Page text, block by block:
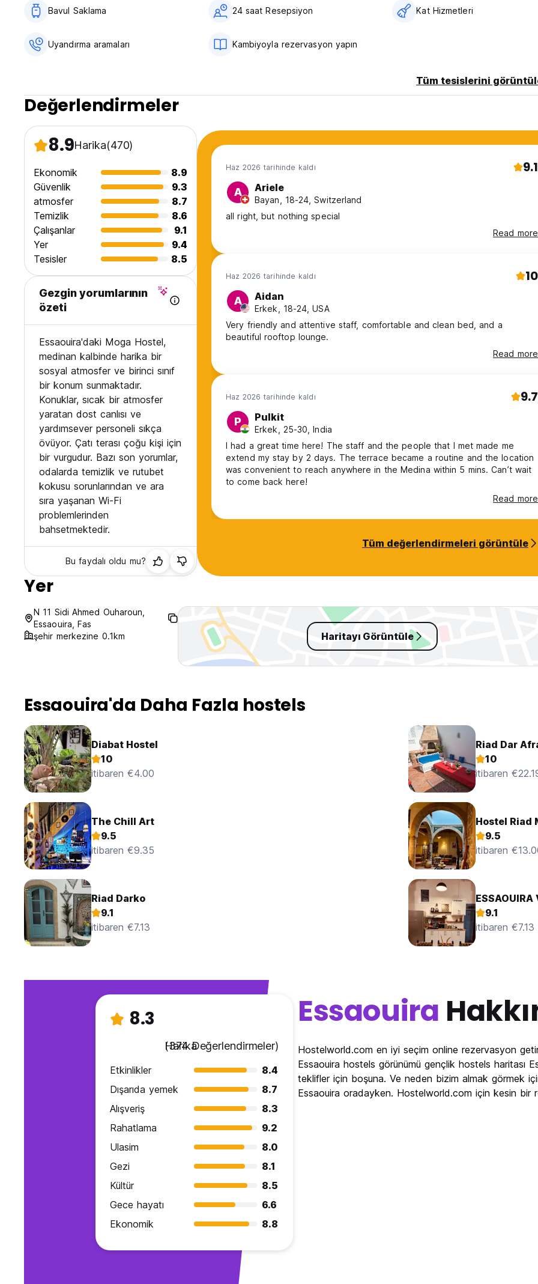
10 yaş altı müşteri kabul etmiyoruz.
Sigara içilmez.
Maksimum kalış süresi 14 gündür. (Auto-translated from original language)
Bavul Saklama 24 saat Resepsiyon Kat Hizmetleri
Uyandırma aramaları Kambiyoyla rezervasyon yapın
Tüm tesislerini
Değerlendirmeler
8.9Harika(470)
Ekonomik
8.9
Güvenlik
9.3
atmosfer
8.7
Temizlik
8.6
Çalışanlar
9.1
Yer
9.4
Tesisler
8.5
Gezgin yorumlarının
özeti
Essaouira'daki Moga Hostel,
medinan kalbinde harika bir
sosyal atmosfer ve birinci sınıf
bir konum sunmaktadır.
Konuklar, sıcak bir atmosfer
yaratan dost canlısı ve
yardımsever personeli sıkça
övüyor. Çatı terası çoğu kişi için
bir vurgudur. Bazı son yorumlar,
odalarda temizlik ve rutubet
kokusu sorunlarından ve ara
sıra yaşanan Wi-Fi
problemlerinden
bahsetmektedir.
Bu faydalı oldu mu?
Haz 2026 tarihinde kaldı 9.1
A Ariele
Bayan, 18-24, Switzerland
all right, but nothing special
Read more
Haz 2026 tarihinde kaldı 10
A Aidan
Erkek, 18-24, USA
Very friendly and attentive staff, comfortable and clean bed, and a
beautiful rooftop lounge.
Read more
Haz 2026 tarihinde kaldı 9.7
P Pulkit
Erkek, 25-30, India
I had a great time here! The staff and the people that I met made me
extend my stay by 2 days. The terrace became a routine and the location
was convenient to reach anywhere in the Medina within 5 mins. Can’t wait
to come back here!
Read more
Tüm değerlendirmeleri görüntüle
Yer
N 11 Sidi Ahmed Ouharoun,
Essaouira, Fas
şehir merkezine 0.1km
Haritayı Görüntüle
Essaouira'da Daha Fazla hostels
Diabat Hostel
10
itibaren €4.00
Riad Dar
10
itibaren
The Chill Art
9.5
itibaren €9.35
Hostel Riad
9.5
itibaren
Riad Darko
9.1
itibaren €7.13
ESSAOUIRA
9.1
itibaren €7.13
8.3
Harika
(374 Değerlendirmeler)
Etkinlikler
8.4
Dışarıda yemek
8.7
Alışveriş
8.3
Rahatlama
9.2
Ulasim
8.0
Gezi
8.1
Kültür
8.5
Gece hayatı
6.6
Ekonomik
8.8
Essaouira
Hostelworld.com en iyi seçim online rezervasyon
Essaouira hostels görünümü gençlik hostels haritası
teklifler için boşuna. Ve neden bizim almak görmek
Essaouira oradayken. Hostelworld.com için kesin bir